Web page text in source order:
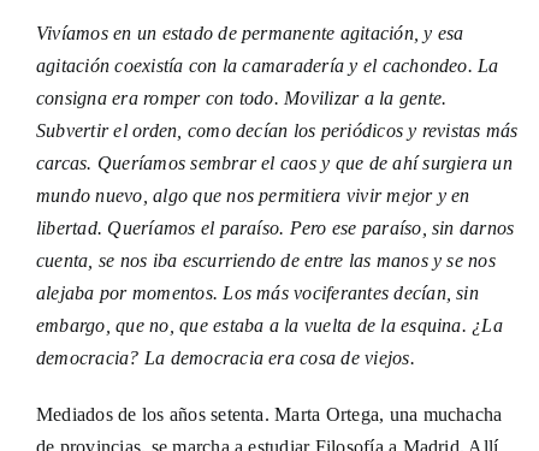
Vivíamos en un estado de permanente agitación, y esa
agitación coexistía con la camaradería y el cachondeo. La
consigna era romper con todo. Movilizar a la gente.
Subvertir el orden, como decían los periódicos y revistas más
carcas. Queríamos sembrar el caos y que de ahí surgiera un
mundo nuevo, algo que nos permitiera vivir mejor y en
libertad. Queríamos el paraíso. Pero ese paraíso, sin darnos
cuenta, se nos iba escurriendo de entre las manos y se nos
alejaba por momentos. Los más vociferantes decían, sin
embargo, que no, que estaba a la vuelta de la esquina. ¿La
democracia? La democracia era cosa de viejos.
Mediados de los años setenta. Marta Ortega, una muchacha